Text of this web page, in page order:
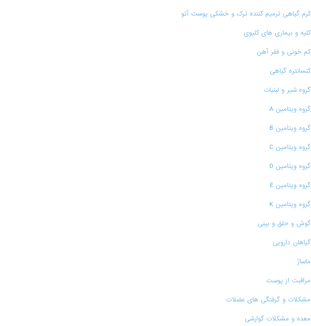
کرم گیاهی ترمیم کننده ترک و خشکی پوست آتو
کلیه و بیماری های کلیوی
کم خونی و فقر آهن
کنسانتره گیاهی
گروه شیر و لبنیات
گروه ویتامین A
گروه ویتامین B
گروه ویتامین C
گروه ویتامین D
گروه ویتامین E
گروه ویتامین K
گوش و حلق و بینی
گیاهان دارویی
ماساژ
مراقبت از پوست
مشکلات و گرفتگی های عضلات
معده و مشکلات گوارشی